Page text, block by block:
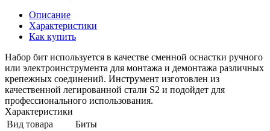
Описание
Характеристики
Как купить
Набор бит используется в качестве сменной оснастки ручного
или электроинструмента для монтажа и демонтажа различных
крепежных соединений. Инструмент изготовлен из
качественной легированной стали S2 и подойдет для
профессионального использования.
Характеристики
Вид товара
Биты